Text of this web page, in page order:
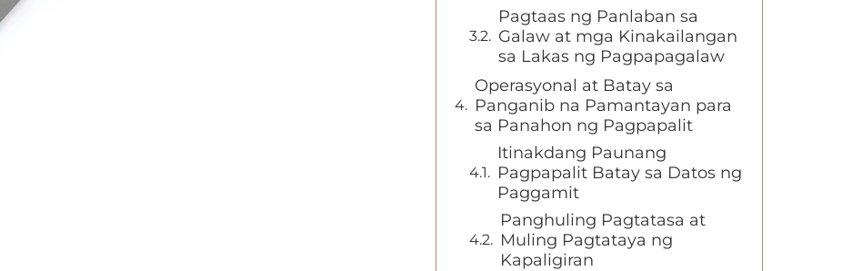
Pagtaas ng Panlaban sa
Galaw at mga Kinakailangan
sa Lakas ng Pagpapagalaw
Operasyonal at Batay sa
Panganib na Pamantayan para
sa Panahon ng Pagpapalit
Itinakdang Paunang
Pagpapalit Batay sa Datos ng
Paggamit
Panghuling Pagtatasa at
Muling Pagtataya ng
Kapaligiran